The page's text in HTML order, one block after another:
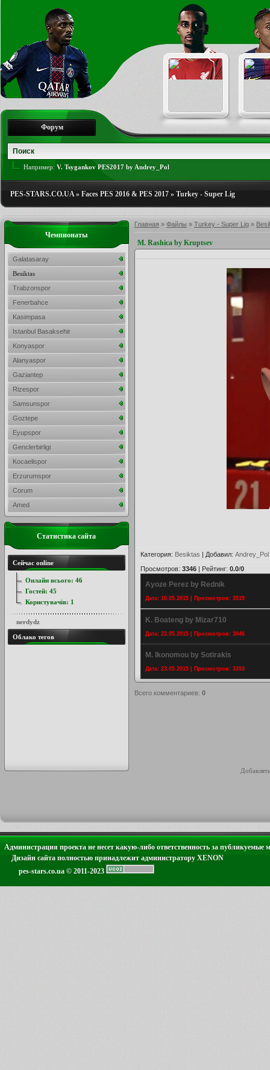
Форум
Например: V. Tsygankov PES2017 by Andrey_Pol
PES-STARS.CO.UA» Faces PES 2016 & PES 2017 » Turkey - Super Lig
Главная » Файлы » Turkey - Super Lig »
M. Rashica by Kruptsev
Категория: Besiktas | Добавил: Andrey_Pol
Просмотров: 3346 | Рейтинг: 0.0/0
Ayoze Perez by Rednik
Дата: 10.05.2015 | Просмотров: 3519
K. Boateng by Mizar710
Дата: 23.05.2015 | Просмотров: 3046
M. Ikonomou by Sotirakis
Дата: 23.05.2015 | Просмотров: 3393
Всего комментариев: 0
Чемпионаты
Galatasaray
Besiktas
Trabzonspor
Fenerbahce
Kasimpasa
Istanbul Basaksehir
Konyaspor
Alanyaspor
Gaziantep
Rizespor
Samsunspor
Goztepe
Eyupspor
Genclerbirligi
Kocaelispor
Erzurumspor
Corum
Amed
Статистика сайта
Сейчас online
Онлайн всього: 46
Гостей: 45
Користувачів: 1
nerdydz
Облако тегов
Администрация проекта не несет какую-либо ответственность за публикуемые
Дизайн сайта полностью принадлежит администратору XENON
pes-stars.co.ua © 2011-2023